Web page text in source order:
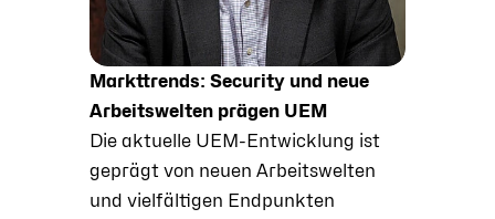
Markttrends: Security und neue
Arbeitswelten prägen UEM
Die aktuelle UEM-Entwicklung ist
geprägt von neuen Arbeitswelten
und vielfältigen Endpunkten